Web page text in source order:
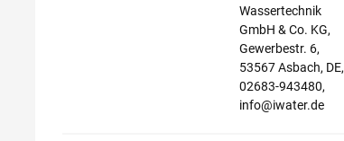
Wassertechnik
GmbH & Co. KG,
Gewerbestr. 6,
53567 Asbach, DE,
02683-943480,
info@iwater.de